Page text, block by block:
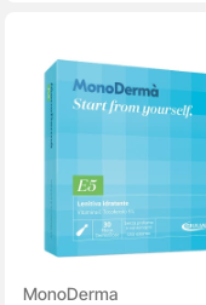
MonoDerma